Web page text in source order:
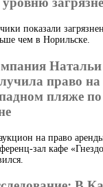
показали
чем в Норильске.
право
пляже
на право
зал кафе